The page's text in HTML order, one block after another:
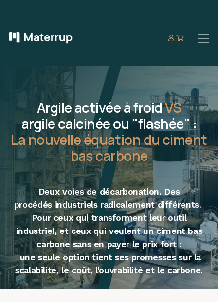
Argile activée à froidVS
argile calcinée ou "flashée" :
La nouvelle équation du ciment
bas carbone
Deux voies de décarbonation. Des
procédés industriels radicalement différents.
Pour ceux qui transforment leur outil
industriel, et ceux qui veulent un ciment bas
carbone sans en payer le prix fort :
une seule option tient ses promesses sur la
scalabilité, le coût, l'ouvrabilité et le carbone.